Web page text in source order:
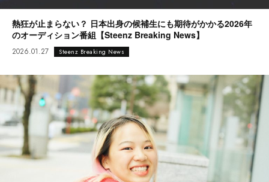
熱狂が止まらない？ 日本出身の候補生にも期待がかかる2026年
のオーディション番組【Steenz Breaking News】
2026.01.27 Steenz Breaking News